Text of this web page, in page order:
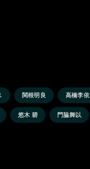
関根明良 高橋李依
悠木 碧 門脇舞以